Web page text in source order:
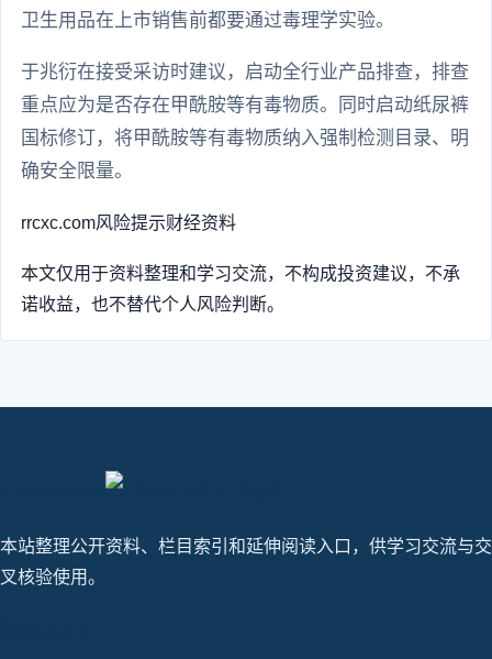
卫生用品在上市销售前都要通过毒理学实验。
于兆衍在接受采访时建议，启动全行业产品排查，排查
重点应为是否存在甲酰胺等有毒物质。同时启动纸尿裤
国标修订，将甲酰胺等有毒物质纳入强制检测目录、明
确安全限量。
rrcxc.com风险提示财经资料
本文仅用于资料整理和学习交流，不构成投资建议，不承
诺收益，也不替代个人风险判断。
本站整理公开资料、栏目索引和延伸阅读入口，供学习交流与交
叉核验使用。